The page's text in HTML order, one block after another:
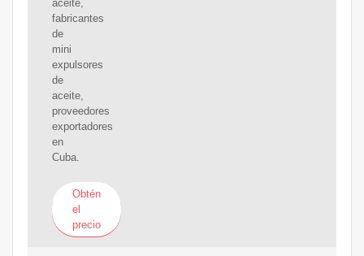
aceite,
fabricantes
de
mini
expulsores
de
aceite,
proveedores
exportadores
en
Cuba.
Obtén
el
precio